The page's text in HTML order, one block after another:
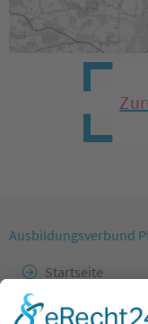
Ausbildungsverbund
Startseite
Beratungstermin